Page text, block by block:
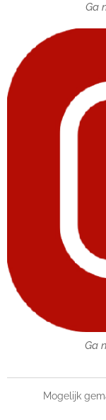
Ga
Ga
Mogelijk